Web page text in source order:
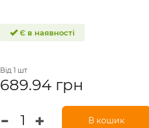
Є в наявності
Від 1 шт
689.94 грн
В кошик